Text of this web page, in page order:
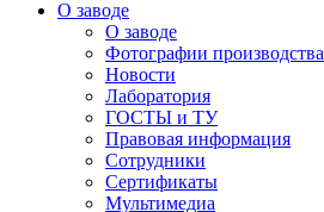
О заводе
О заводе
Фотографии производства
Новости
Лаборатория
ГОСТЫ и ТУ
Правовая информация
Сотрудники
Сертификаты
Мультимедиа